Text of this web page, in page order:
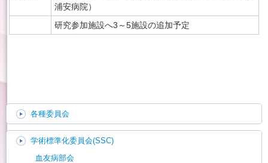
浦安病院）
研究参加施設へ3～5施設の追加予定
各種委員会
学術標準化委員会(SSC)
血友病部会